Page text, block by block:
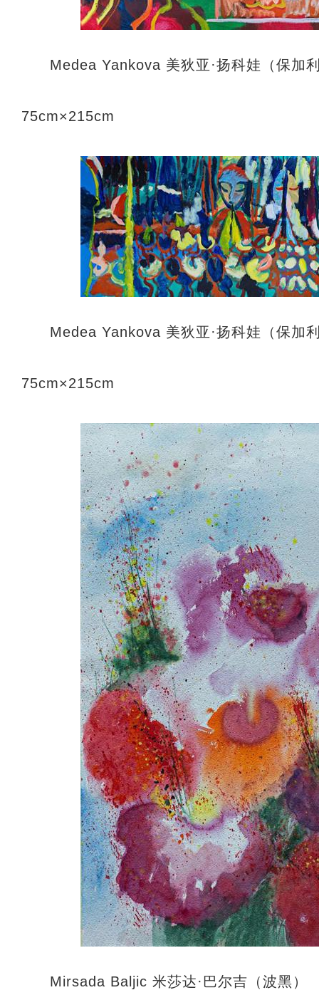
Medea Yankova 美狄亚·扬科娃（保加
75cm×215cm
Medea Yankova 美狄亚·扬科娃（保加
75cm×215cm
Mirsada Baljic 米莎达·巴尔吉（波黑）